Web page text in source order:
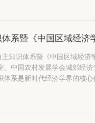
系暨《中国区域经济
知识体系暨《中国区域经
农村发展学会城郊经济专业委
系是新时代经济学界的核心